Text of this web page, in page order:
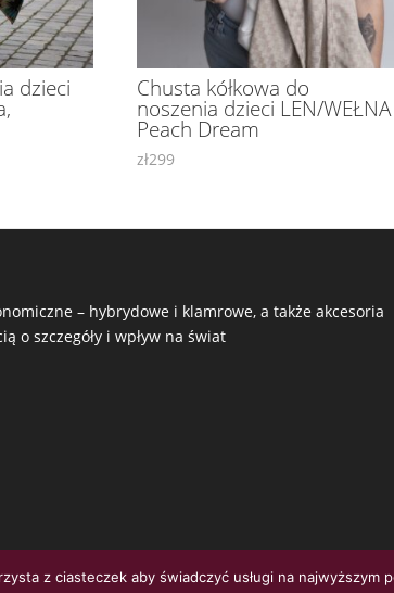
dzieci Chusta kółkowa do
noszenia dzieci LEN/WEŁNA
Peach Dream
zł299
– hybrydowe i klamrowe, a także akcesoria
o szczegóły i wpływ na świat
z ciasteczek aby świadczyć usługi na